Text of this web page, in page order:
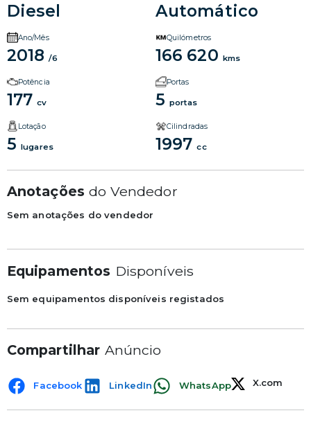
Diesel Automático
Ano/Mês
2018/6
Quilómetros
166 620 kms
Potência
177cv
Portas
5portas
Lotação
5lugares
Cilindradas
1997cc
Anotaçõesdo Vendedor
Sem anotações do vendedor
Equipamentos Disponíveis
Sem equipamentos disponíveis registados
Compartilhar Anúncio
Facebook LinkedIn WhatsApp X.com